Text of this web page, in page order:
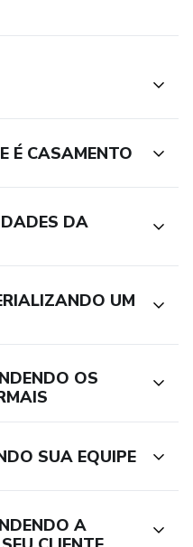
É CASAMENTO
DA
UM
OS
SUA EQUIPE
A